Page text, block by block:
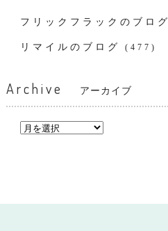
フリックフラックのブログ
リマイルのブログ (477)
Archive アーカイブ